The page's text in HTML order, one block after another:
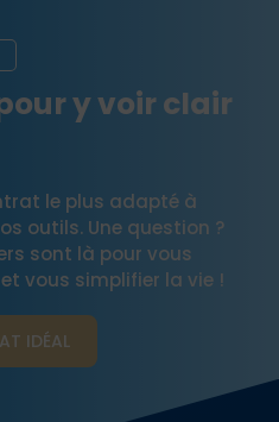
y voir clair
le plus adapté à
outils. Une question ?
sont là pour vous
vous simplifier la vie !
IDÉAL